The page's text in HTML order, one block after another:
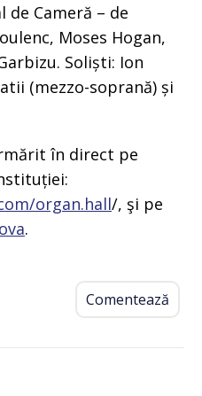
de Cameră – de
Moses Hogan,
Soliști: Ion
(mezzo-soprană) și
în direct pe
organ.hall/, şi pe
.
Comentează